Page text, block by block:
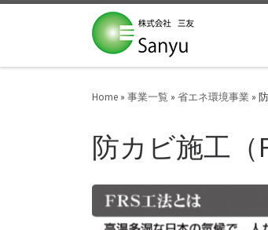
Skip to content
Home » 事業一覧 » 省エネ環境事業 »
防カビ施工（